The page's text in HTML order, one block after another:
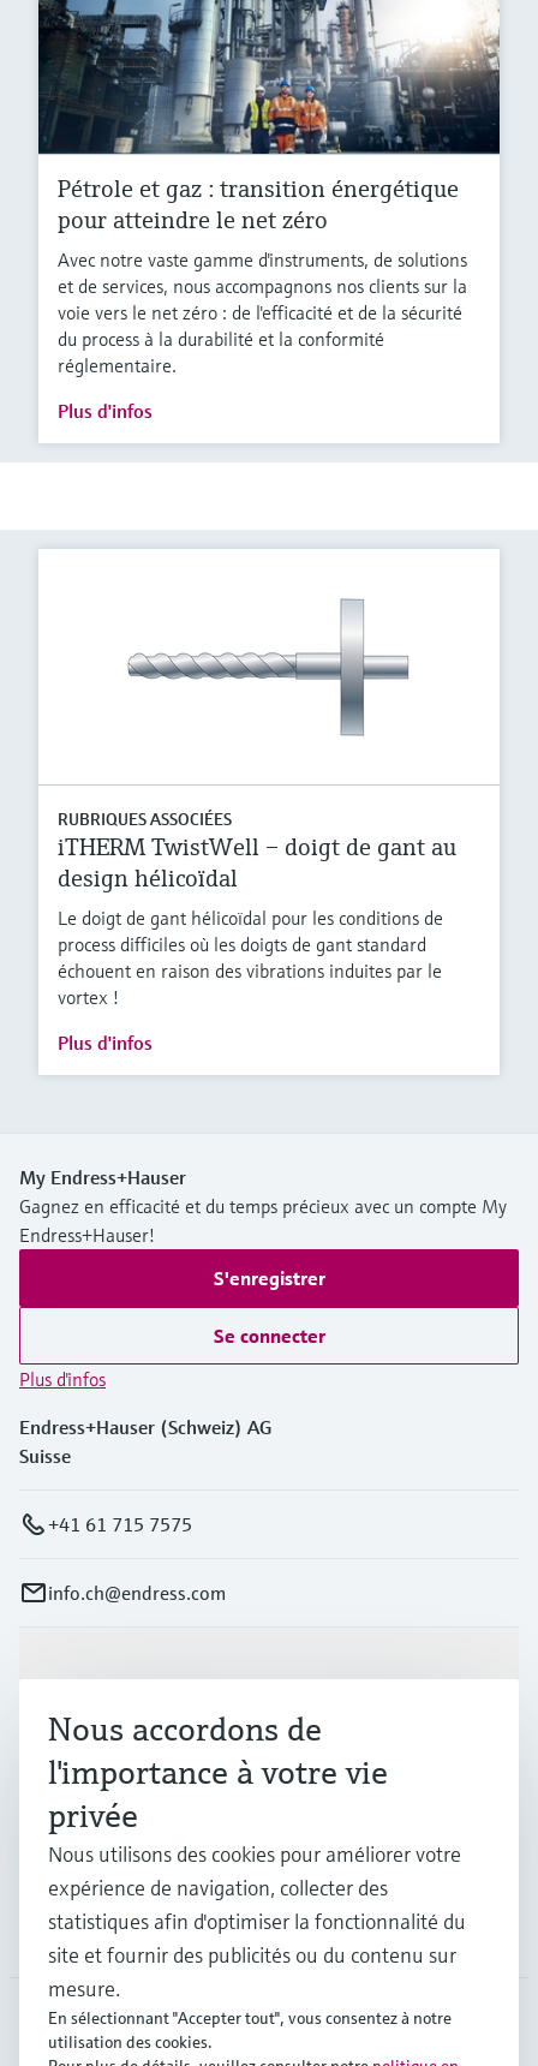
Pétrole et gaz : transition énergétique
pour atteindre le net zéro
Avec notre vaste gamme d'instruments, de solutions
et de services, nous accompagnons nos clients sur la
voie vers le net zéro : de l'efficacité et de la sécurité
du process à la durabilité et la conformité
réglementaire.
Plus d'infos
RUBRIQUES ASSOCIÉES
iTHERM TwistWell – doigt de gant au
design hélicoïdal
Le doigt de gant hélicoïdal pour les conditions de
process difficiles où les doigts de gant standard
échouent en raison des vibrations induites par le
vortex !
Plus d'infos
My Endress+Hauser
Gagnez en efficacité et du temps précieux avec un compte My
Endress+Hauser!
S'enregistrer
Se connecter
Plus d'infos
Endress+Hauser (Schweiz) AG
Suisse
+41 61 715 7575
info.ch@endress.com
Industries
Support
Société
CHE•Français
Nous accordons de
l'importance à votre vie
privée
Nous utilisons des cookies pour améliorer votre
expérience de navigation, collecter des
statistiques afin d'optimiser la fonctionnalité du
site et fournir des publicités ou du contenu sur
mesure.
En sélectionnant "Accepter tout", vous consentez à notre
utilisation des cookies.